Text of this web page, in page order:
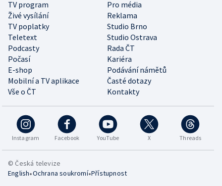
TV program
Pro média
Živé vysílání
Reklama
TV poplatky
Studio Brno
Teletext
Studio Ostrava
Podcasty
Rada ČT
Počasí
Kariéra
E-shop
Podávání námětů
Mobilní a TV aplikace
Časté dotazy
Vše o ČT
Kontakty
Instagram Facebook YouTube X Threads
© Česká televize
English•Ochrana soukromí•Přístupnost